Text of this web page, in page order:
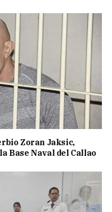
Zoran Jaksic,
Base Naval del Callao